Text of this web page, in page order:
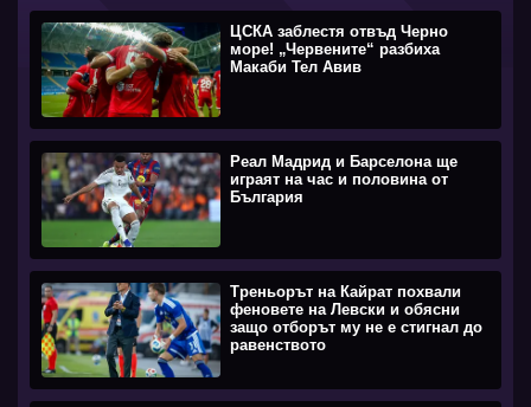
ЦСКА заблестя отвъд Черно
море! „Червените“ разбиха
Макаби Тел Авив
Реал Мадрид и Барселона ще
играят на час и половина от
България
Треньорът на Кайрат похвали
феновете на Левски и обясни
защо отборът му не е стигнал до
равенството